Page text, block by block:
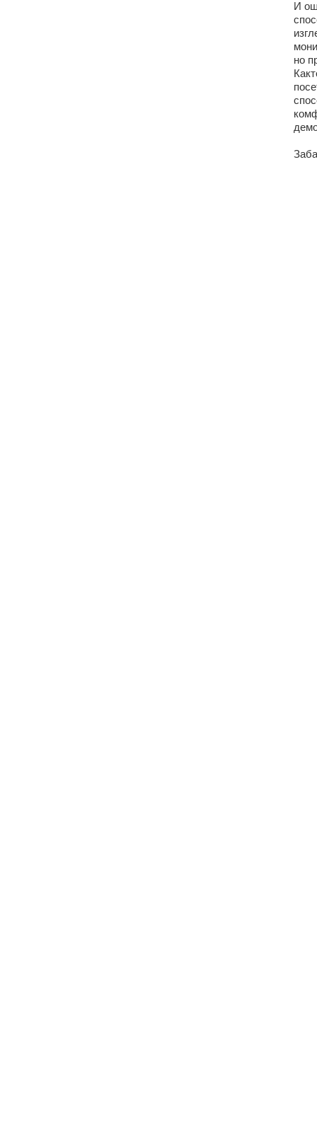
И
но